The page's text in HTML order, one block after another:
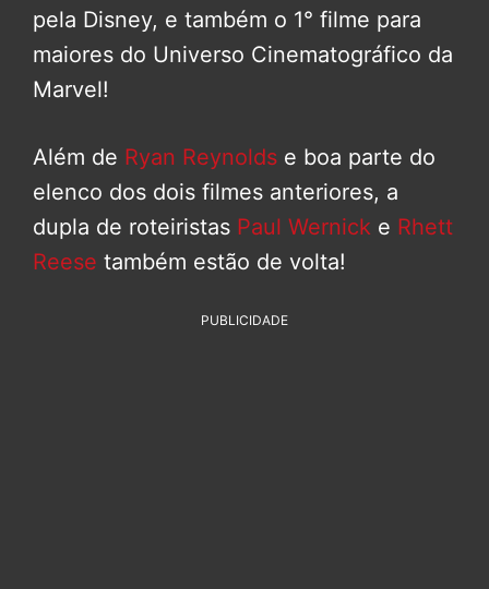
pela Disney, e também o 1° filme para
maiores do Universo Cinematográfico da
Marvel!
Além de Ryan Reynolds e boa parte do
elenco dos dois filmes anteriores, a
dupla de roteiristas Paul Wernick e Rhett
Reese também estão de volta!
PUBLICIDADE